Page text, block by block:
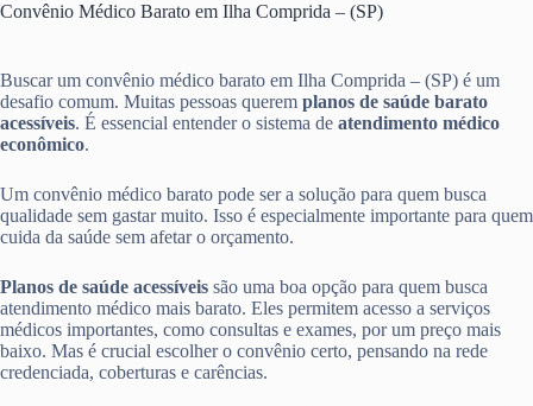
Convênio Médico Barato em Ilha Comprida – (SP)
Buscar um convênio médico barato em Ilha Comprida – (SP) é um
desafio comum. Muitas pessoas querem planos de saúde barato
acessíveis. É essencial entender o sistema de atendimento médico
econômico.
Um convênio médico barato pode ser a solução para quem busca
qualidade sem gastar muito. Isso é especialmente importante para quem
cuida da saúde sem afetar o orçamento.
Planos de saúde acessíveis são uma boa opção para quem busca
atendimento médico mais barato. Eles permitem acesso a serviços
médicos importantes, como consultas e exames, por um preço mais
baixo. Mas é crucial escolher o convênio certo, pensando na rede
credenciada, coberturas e carências.